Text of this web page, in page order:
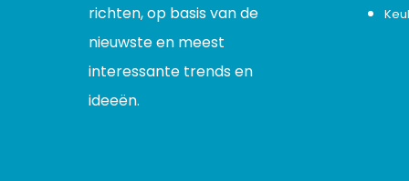
richten, op basis van de
nieuwste en meest
interessante trends en
ideeën.